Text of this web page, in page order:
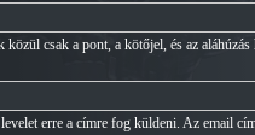
csak a pont, a kötőjel, és az aláhúzás
erre a címre fog küldeni. Az email